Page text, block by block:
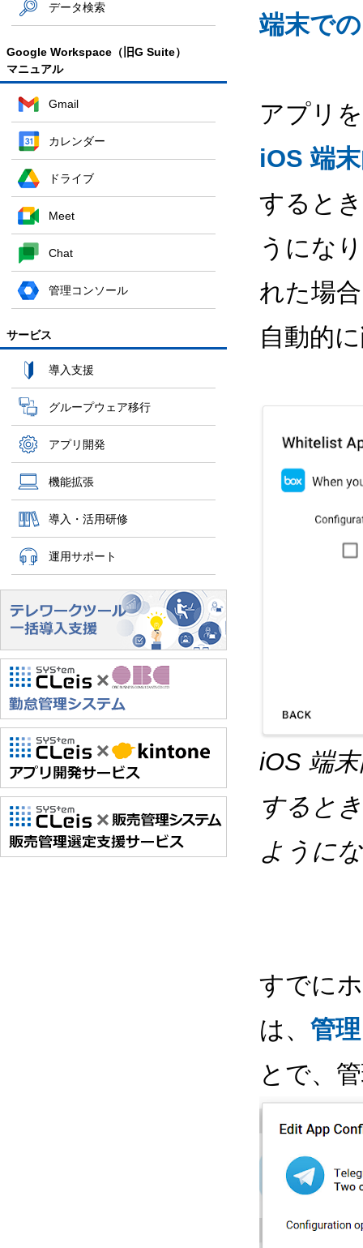
データ検索
Google Workspace（旧G Suite）
マニュアル
Gmail
カレンダー
ドライブ
Meet
Chat
管理コンソール
サービス
導入支援
グループウェア移行
アプリ開発
機能拡張
導入・活用研修
運用サポート
端末で
アプリ
iOS 端
すると
うにな
れた場
自動的
iOS 端
すると
ように
すでに
は、 管
とで、